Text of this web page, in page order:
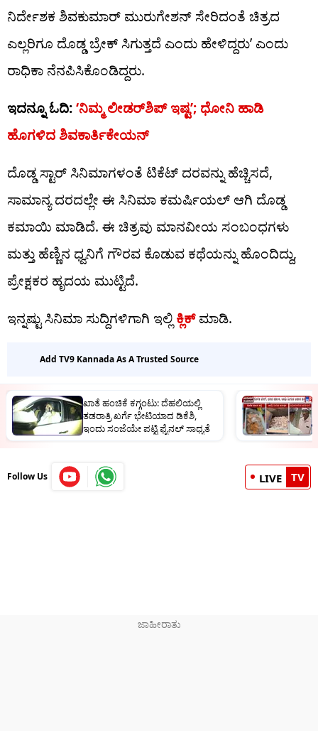
ನಿರ್ದೇಶಕ ಶಿವಕುಮಾರ್ ಮುರುಗೇಶನ್ ಸೇರಿದಂತೆ ಚಿತ್ರದ
ಎಲ್ಲರಿಗೂ ದೊಡ್ಡ ಬ್ರೇಕ್ ಸಿಗುತ್ತದೆ ಎಂದು ಹೇಳಿದ್ದರು’ ಎಂದು
ರಾಧಿಕಾ ನೆನಪಿಸಿಕೊಂಡಿದ್ದರು.
ಇದನ್ನೂ ಓದಿ:‘ನಿಮ್ಮ ಲೀಡರ್​​ಶಿಪ್ ಇಷ್ಟ’; ಧೋನಿ ಹಾಡಿ
ಹೊಗಳಿದ ಶಿವಕಾರ್ತಿಕೇಯನ್
ದೊಡ್ಡ ಸ್ಟಾರ್ ಸಿನಿಮಾಗಳಂತೆ ಟಿಕೆಟ್ ದರವನ್ನು ಹೆಚ್ಚಿಸದೆ,
ಸಾಮಾನ್ಯ ದರದಲ್ಲೇ ಈ ಸಿನಿಮಾ ಕಮರ್ಷಿಯಲ್ ಆಗಿ ದೊಡ್ಡ
ಕಮಾಯಿ ಮಾಡಿದೆ. ಈ ಚಿತ್ರವು ಮಾನವೀಯ ಸಂಬಂಧಗಳು
ಮತ್ತು ಹೆಣ್ಣಿನ ಧ್ವನಿಗೆ ಗೌರವ ಕೊಡುವ ಕಥೆಯನ್ನು ಹೊಂದಿದ್ದು,
ಪ್ರೇಕ್ಷಕರ ಹೃದಯ ಮುಟ್ಟಿದೆ.
ಇನ್ನಷ್ಟು ಸಿನಿಮಾ ಸುದ್ದಿಗಳಿಗಾಗಿ ಇಲ್ಲಿ ಕ್ಲಿಕ್​ ಮಾಡಿ.
Add TV9 Kannada As A Trusted Source
ಖಾತೆ ಹಂಚಿಕೆ ಕಗ್ಗಂಟು: ದೆಹಲಿಯಲ್ಲಿ
ತಡರಾತ್ರಿ ಖರ್ಗೆ ಭೇಟಿಯಾದ ಡಿಕೆಶಿ,
ಇಂದು ಸಂಜೆಯೇ ಪಟ್ಟಿ ಫೈನಲ್ ಸಾಧ್ಯತೆ
Follow Us LIVE TV